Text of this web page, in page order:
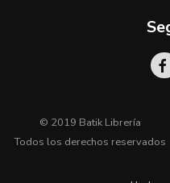
© 2019 Batik Librería
Todos los derechos reservados